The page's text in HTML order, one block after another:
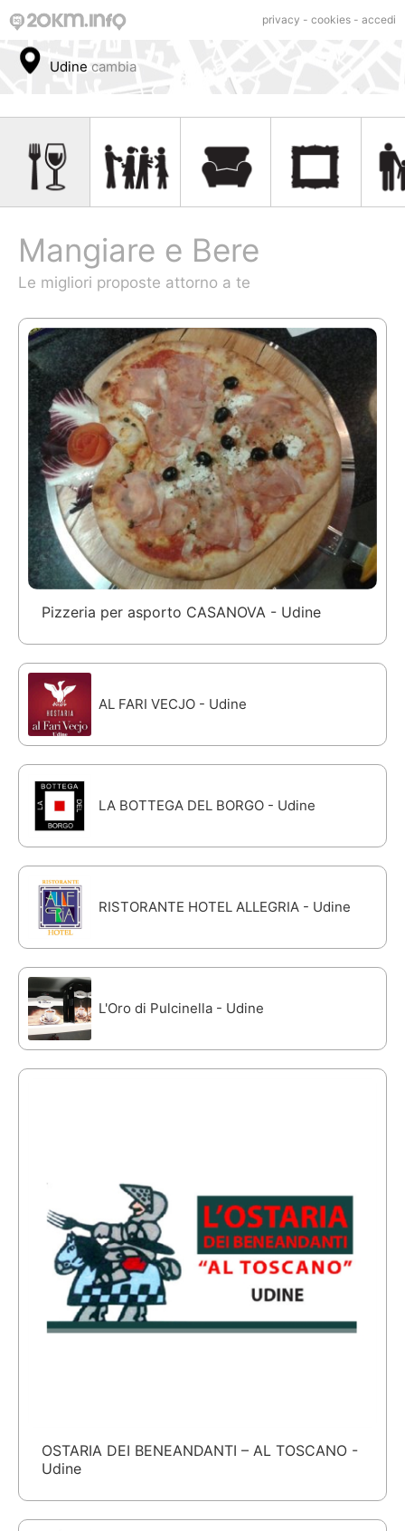
privacy - cookies - accedi
Udine cambia
Mangiare e Bere
Le migliori proposte attorno a te
Pizzeria per asporto CASANOVA - Udine
AL FARI VECJO - Udine
LA BOTTEGA DEL BORGO - Udine
RISTORANTE HOTEL ALLEGRIA - Udine
L'Oro di Pulcinella - Udine
OSTARIA DEI BENEANDANTI – AL TOSCANO -
Udine